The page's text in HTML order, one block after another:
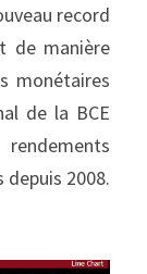
record
de manière
monétaires
de la BCE
depuis 2008.